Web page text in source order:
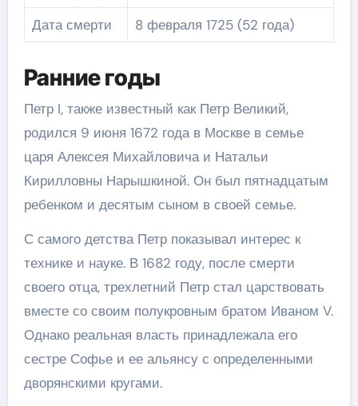
Дата смерти 8 февраля 1725 (52 года)
Ранние годы
Петр I, также известный как Петр Великий,
родился 9 июня 1672 года в Москве в семье
царя Алексея Михайловича и Натальи
Кирилловны Нарышкиной. Он был пятнадцатым
ребенком и десятым сыном в своей семье.
С самого детства Петр показывал интерес к
технике и науке. В 1682 году, после смерти
своего отца, трехлетний Петр стал царствовать
вместе со своим полукровным братом Иваном V.
Однако реальная власть принадлежала его
сестре Софье и ее альянсу с определенными
дворянскими кругами.